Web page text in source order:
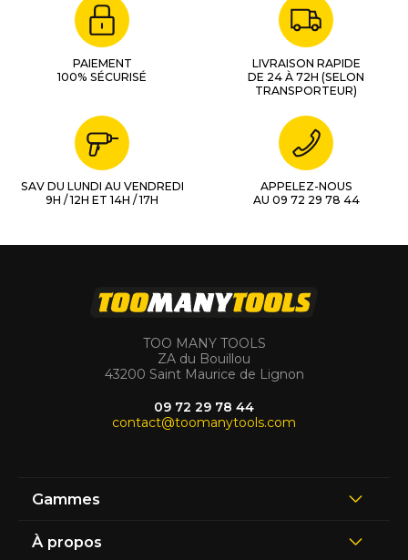
PAIEMENT
100% SÉCURISÉ
LIVRAISON RAPIDE
DE 24 À 72H (SELON
TRANSPORTEUR)
SAV DU LUNDI AU VENDREDI
9H / 12H ET 14H / 17H
APPELEZ-NOUS
AU 09 72 29 78 44
TOO MANY TOOLS
ZA du Bouillou
43200 Saint Maurice de Lignon
09 72 29 78 44
contact@toomanytools.com
Gammes
À propos